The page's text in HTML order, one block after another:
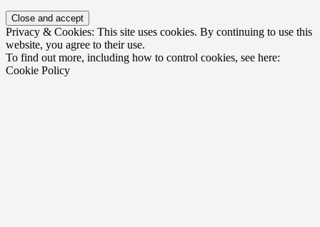
Privacy & Cookies: This site uses cookies. By continuing to use this
website, you agree to their use.
To find out more, including how to control cookies, see here:
Cookie Policy